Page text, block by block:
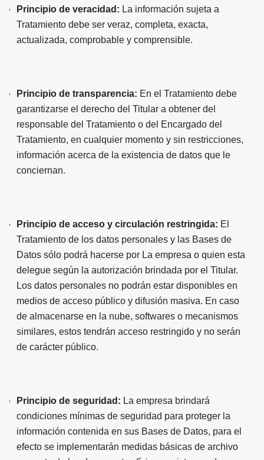
Principio de veracidad: La información sujeta a
Tratamiento debe ser veraz, completa, exacta,
actualizada, comprobable y comprensible.
Principio de transparencia: En el Tratamiento debe
garantizarse el derecho del Titular a obtener del
responsable del Tratamiento o del Encargado del
Tratamiento, en cualquier momento y sin restricciones,
información acerca de la existencia de datos que le
conciernan.
Principio de acceso y circulación restringida: El
Tratamiento de los datos personales y las Bases de
Datos sólo podrá hacerse por La empresa o quien esta
delegue según la autorización brindada por el Titular.
Los datos personales no podrán estar disponibles en
medios de acceso público y difusión masiva. En caso
de almacenarse en la nube, softwares o mecanismos
similares, estos tendrán acceso restringido y no serán
de carácter público.
Principio de seguridad: La empresa brindará
condiciones mínimas de seguridad para proteger la
información contenida en sus Bases de Datos, para el
efecto se implementarán medidas básicas de archivo